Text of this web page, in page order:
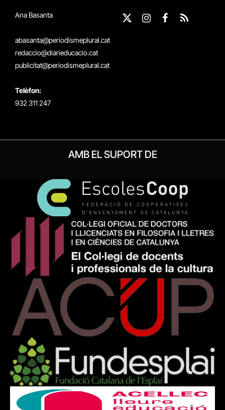
Ana Basanta
abasanta@periodismeplural.cat
redaccio@diarieducacio.cat
publicitat@periodismeplural.cat
Telèfon:
932 311 247
X
Instagram
Facebook
RSS
AMB EL SUPORT DE